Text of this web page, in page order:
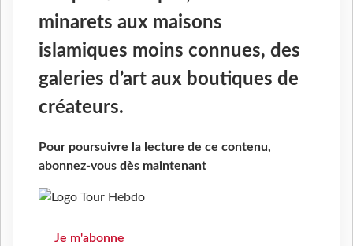
minarets aux maisons
islamiques moins connues, des
galeries d’art aux boutiques de
créateurs.
Pour poursuivre la lecture de ce contenu,
abonnez-vous dès maintenant
Je m'abonne